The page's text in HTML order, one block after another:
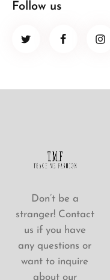
Follow us
Don’t be a
stranger! Contact
us if you have
any questions or
want to inquire
about our